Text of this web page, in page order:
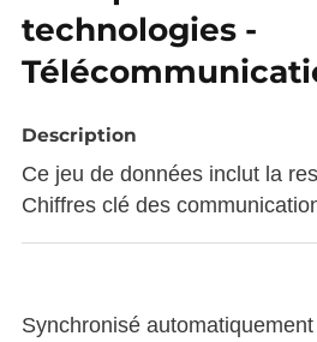
technologies -
Description
Ce jeu de données inclut la
Chiffres clé des
Synchronisé